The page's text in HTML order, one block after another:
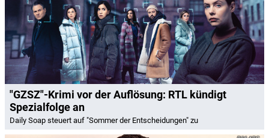
"GZSZ"-Krimi vor der Auflösung: RTL kündigt
Spezialfolge an
Daily Soap steuert auf "Sommer der Entscheidungen" zu